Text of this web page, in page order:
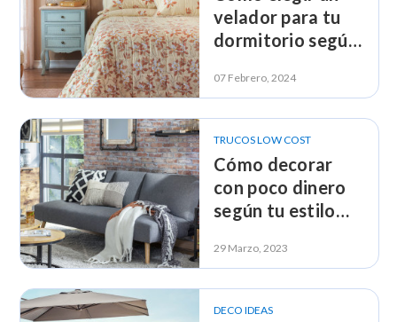
velador para tu
dormitorio según
Decolover
07 Febrero, 2024
TRUCOS LOW COST
Cómo decorar
con poco dinero
según tu estilo
29 Marzo, 2023
DECO IDEAS